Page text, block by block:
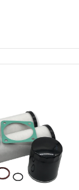
просмотрДобавить к сравнению
Добавить в избранное